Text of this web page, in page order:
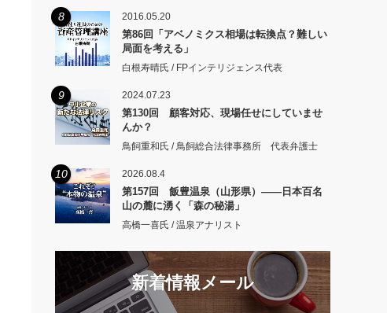
8 2016.05.20
第86回「アベノミクス相場は転換点？難しい
局面を考える」
白根寿晴氏 / FPインテリジェンス代表
9 2024.07.23
第130回 顧客対応、現場任せにしていませ
んか？
鳥飼重和氏 / 鳥飼総合法律事務所 代表弁護士
10 2026.08.4
第157回 飯豊温泉（山形県）――日本百名
山の麓に湧く「森の秘湯」
高橋一喜氏 / 温泉アナリスト
新着情報メール